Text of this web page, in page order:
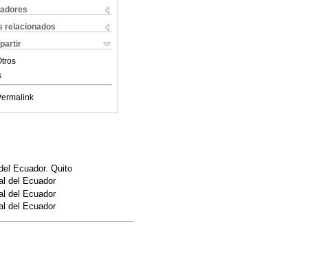
relacionados
Ecuador. Quito
del Ecuador
del Ecuador
del Ecuador